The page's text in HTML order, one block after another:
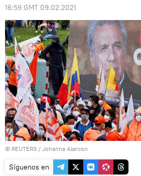
16:59 GMT 09.02.2021
© REUTERS / Johanna Alarcon
Síguenos en